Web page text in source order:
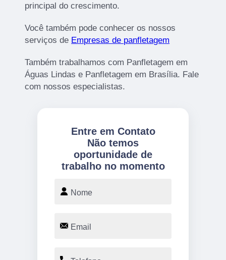
principal do crescimento.
Você também pode conhecer os nossos
serviços de Empresas de panfletagem
Também trabalhamos com Panfletagem em
Águas Lindas e Panfletagem em Brasília. Fale
com nossos especialistas.
Entre em Contato
Não temos
oportunidade de
trabalho no momento